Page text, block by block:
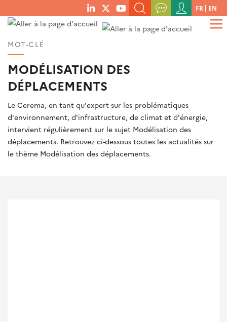
au
principal
menu
social
RECHERCHER UN MOT-CLÉ, UNE PUBLICATION, ETC.
Menu
du
compte
FR EN
MOT-CLÉ
MODÉLISATION DES
DÉPLACEMENTS
Le Cerema, en tant qu'expert sur les problématiques
d'environnement, d'infrastructure, de climat et d'énergie,
intervient régulièrement sur le sujet Modélisation des
déplacements. Retrouvez ci-dessous toutes les actualités sur
le thème Modélisation des déplacements.